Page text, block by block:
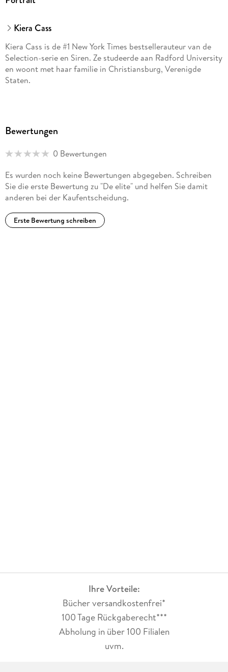
Kiera Cass
Kiera Cass is de #1 New York Times bestsellerauteur van de
Selection-serie en Siren. Ze studeerde aan Radford University
en woont met haar familie in Christiansburg, Verenigde
Staten.
Bewertungen
0 Bewertungen
Es wurden noch keine Bewertungen abgegeben. Schreiben
Sie die erste Bewertung zu "De elite" und helfen Sie damit
anderen bei der Kaufentscheidung.
Erste Bewertung schreiben
Ihre Vorteile:
Bücher versandkostenfrei*
100 Tage Rückgaberecht***
Abholung in über 100 Filialen
uvm.